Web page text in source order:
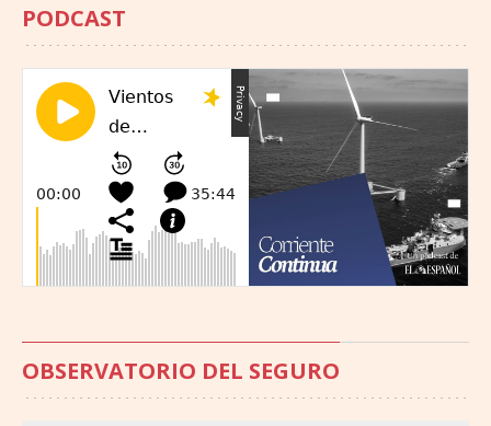
PODCAST
OBSERVATORIO DEL SEGURO